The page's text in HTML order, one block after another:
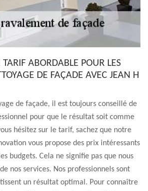
ABORDABLE POUR LES
DE FAÇADE AVEC JEAN H
de façade, il est toujours conseillé de
pour que le résultat soit comme
hésitez sur le tarif, sachez que notre
vous propose des prix intéressants
budgets. Cela ne signifie pas que nous
nos services. Nos professionnels sont
un résultat optimal. Pour connaître